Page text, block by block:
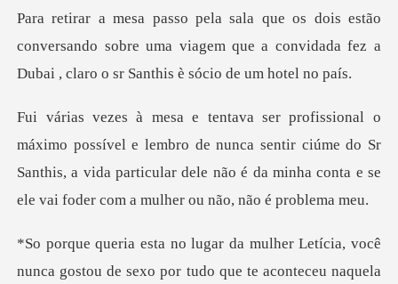
conversando sobre uma viagem que a convidada fez a
D
mbro de nunca sentir ciúme do Sr
Santhis, a vida particular dele não é
ícia, você
nunca gostou de sexo por tudo que